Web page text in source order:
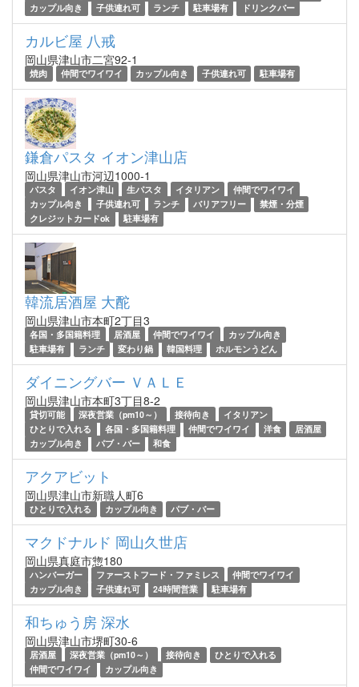
カップル向き
子供連れ可 ランチ 駐車場有 ドリンクバー
カルビ屋 八戒
岡山県津山市二宮92-1
焼肉 仲間でワイワイ カップル向き 子供連れ可 駐車場有
鎌倉パスタ イオン津山店
岡山県津山市河辺1000-1
パスタ イオン津山 生パスタ イタリアン
仲間でワイワイ
カップル向き
子供連れ可 ランチ バリアフリー
禁煙・分煙
クレジットカードok
駐車場有
韓流居酒屋 大酡
岡山県津山市本町2丁目3
各国・多国籍料理 居酒屋 仲間でワイワイ
カップル向き
駐車場有
ランチ 変わり鍋 韓国料理 ホルモンうどん
ダイニングバー ＶＡＬＥ
岡山県津山市本町3丁目8-2
貸切可能 深夜営業（pm10～） 接待向き
イタリアン
ひとりで入れる
各国・多国籍料理 仲間でワイワイ 洋食
居酒屋
カップル向き
パブ・バー 和食
アクアビット
岡山県津山市新職人町6
ひとりで入れる カップル向き パブ・バー
マクドナルド 岡山久世店
岡山県真庭市惣180
ハンバーガー ファーストフード・ファミレス
仲間でワイワイ
カップル向き
子供連れ可 24時間営業 駐車場有
和ちゅう房 深水
岡山県津山市堺町30-6
居酒屋 深夜営業（pm10～） 接待向き
ひとりで入れる
仲間でワイワイ
カップル向き